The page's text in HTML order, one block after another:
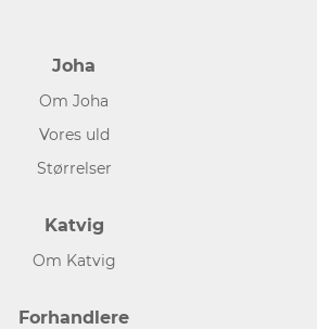
Joha
Om Joha
Vores uld
Størrelser
Katvig
Om Katvig
Forhandlere